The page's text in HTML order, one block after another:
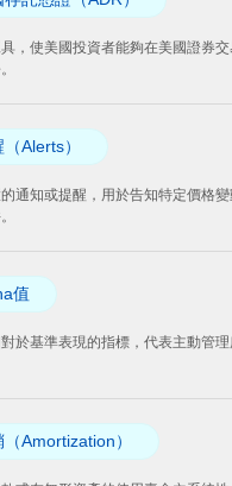
，使美國投資者能夠在美國證券
Alerts）
通知或提醒，用於告知特定價格
值
於基準表現的指標，代表主動管
Amortization）